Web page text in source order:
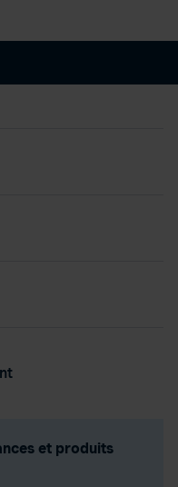
et produits